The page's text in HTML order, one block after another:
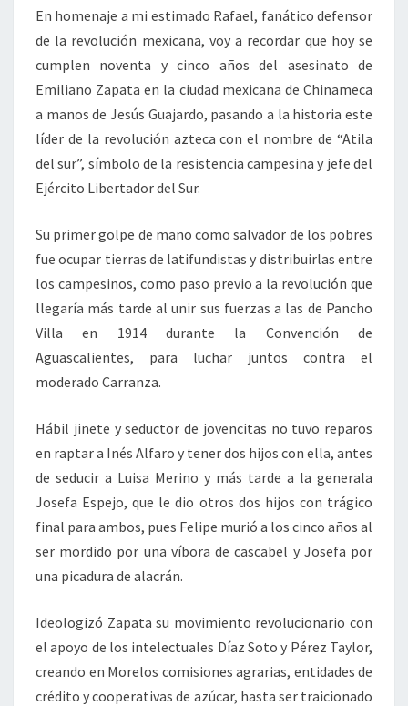
En homenaje a mi estimado Rafael, fanático defensor
de la revolución mexicana, voy a recordar que hoy se
cumplen noventa y cinco años del asesinato de
Emiliano Zapata en la ciudad mexicana de Chinameca
a manos de Jesús Guajardo, pasando a la historia este
líder de la revolución azteca con el nombre de “Atila
del sur”, símbolo de la resistencia campesina y jefe del
Ejército Libertador del Sur.
Su primer golpe de mano como salvador de los pobres
fue ocupar tierras de latifundistas y distribuirlas entre
los campesinos, como paso previo a la revolución que
llegaría más tarde al unir sus fuerzas a las de Pancho
Villa en 1914 durante la Convención de
Aguascalientes, para luchar juntos contra el
moderado Carranza.
Hábil jinete y seductor de jovencitas no tuvo reparos
en raptar a Inés Alfaro y tener dos hijos con ella, antes
de seducir a Luisa Merino y más tarde a la generala
Josefa Espejo, que le dio otros dos hijos con trágico
final para ambos, pues Felipe murió a los cinco años al
ser mordido por una víbora de cascabel y Josefa por
una picadura de alacrán.
Ideologizó Zapata su movimiento revolucionario con
el apoyo de los intelectuales Díaz Soto y Pérez Taylor,
creando en Morelos comisiones agrarias, entidades de
crédito y cooperativas de azúcar, hasta ser traicionado